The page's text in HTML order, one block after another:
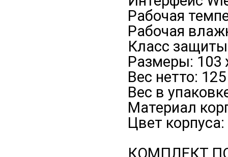
Рабочая
Рабочая
Класс
Размеры: 103
Вес нетто: 125
Вес в
Материал
Цвет
КОМПЛЕКТ